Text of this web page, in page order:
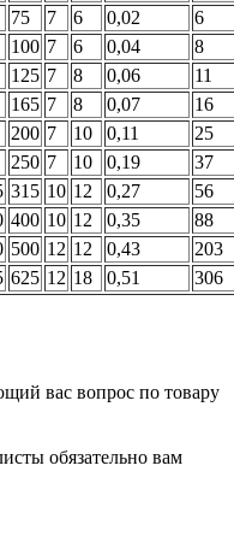
75 7 6 0,02
6
100 7 6 0,04
8
125 7 8 0,06
11
165 7 8 0,07
16
200 7 10 0,11
25
250 7 10 0,19
37
315 10 12 0,27
56
400 10 12 0,35
88
500 12 12 0,43
203
625 12 18 0,51 306
вас вопрос по товару
обязательно вам